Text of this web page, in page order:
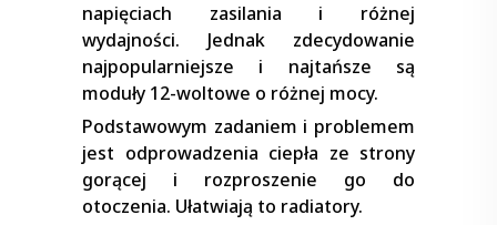
napięciach zasilania i różnej
wydajności. Jednak zdecydowanie
najpopularniejsze i najtańsze są
moduły 12-woltowe o różnej mocy.
Podstawowym zadaniem i problemem
jest odprowadzenia ciepła ze strony
gorącej i rozproszenie go do
otoczenia. Ułatwiają to radiatory.